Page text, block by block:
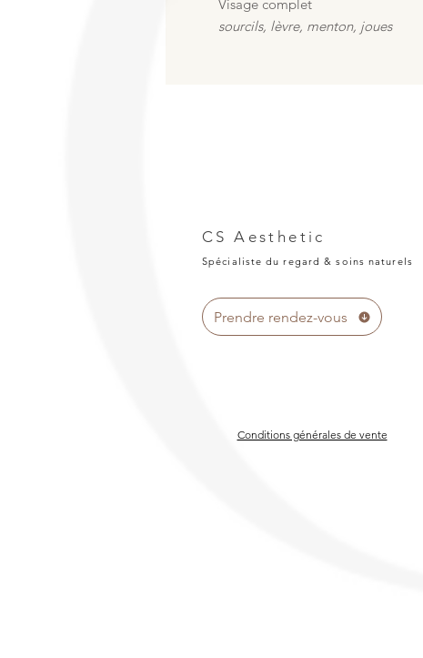
Visage complet
sourcils, lèvre, menton, joues
CS Aesthetic
Spécialiste du regard & soins naturels
Conditions générales de vente
Prendre rendez-vous